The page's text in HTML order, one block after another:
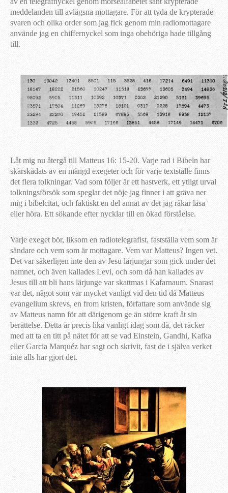
meddelanden till avlägsna mottagare. För att tyda de krypterade
svaren och olika order som jag fick genom min radiomottagare
använde jag en chiffernyckel som inga obehöriga hade tillgång
till.
Låt mig nu återgå till Matteus 16: 15-20. Varje rad i Bibeln har
skärskådats av en mängd exegeter och för varje textställe finns
det flera tolkningar. Vad som följer är ett hastverk, ett ytligt urval
tolkningsförsök som speglar det nöje jag finner i att gräva ner
mig i bibelcitat, och faktiskt en del annat av det jag råkar läsa
eller höra. Ett sökande efter nycklar till en ökad förståelse.
Varje exeget bör, liksom en radiotelegrafist, fastställa vem som är
sändare och vem som är mottagare. Vem var Matteus? Ingen vet.
Det var säkerligen inte den av Jesu lärjungar som gick under det
namnet, och även kallades Levi, och som då han kallades av
Jesus till att bli hans lärjunge var skattmas i Kafarnaum. Snarast
var det, något som var mycket vanligt vid den tid då Matteus
evangelium skrevs, en from kristen, författare som använde sig
av Matteus namn för att därigenom ge än större kraft åt sin
berättelse. Detta är precis lika vanligt idag som då, det räcker
med att ta en titt på nätet för att se vad Einstein, Gandhi, Kafka
eller Garcia Marquéz har sagt och skrivit, fast de i själva verket
inte alls har gjort det.